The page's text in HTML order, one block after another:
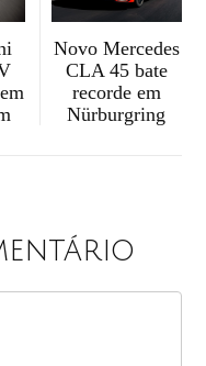
Novo Mercedes
CLA 45 bate
recorde em
Nürburgring